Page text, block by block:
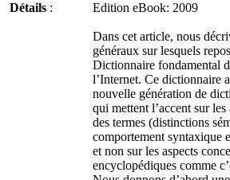
Détails : Edition eBook: 2009
Dans cet article, nous
généraux sur lesquels
Dictionnaire fondamental
l’Internet. Ce dictionnaire
nouvelle génération de
qui mettent l’accent sur
des termes (distinctions
comportement syntaxique
et non sur les aspects
encyclopédiques comme